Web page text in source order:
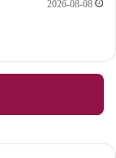
2026-08-08